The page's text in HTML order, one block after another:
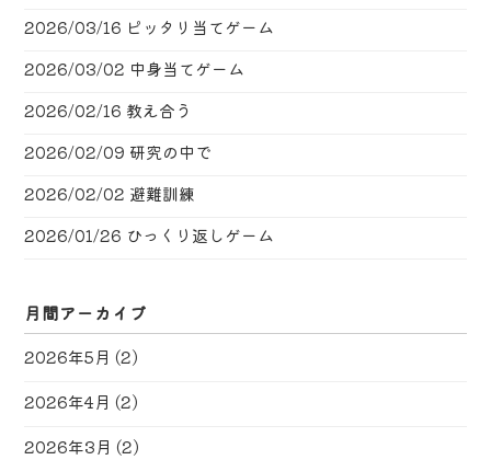
2026/03/16 ピッタリ当てゲーム
2026/03/02 中身当てゲーム
2026/02/16 教え合う
2026/02/09 研究の中で
2026/02/02 避難訓練
2026/01/26 ひっくり返しゲーム
月間アーカイブ
2026年5月 (2)
2026年4月 (2)
2026年3月 (2)